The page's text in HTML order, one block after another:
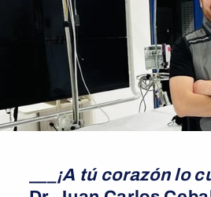
¡A tú corazón lo